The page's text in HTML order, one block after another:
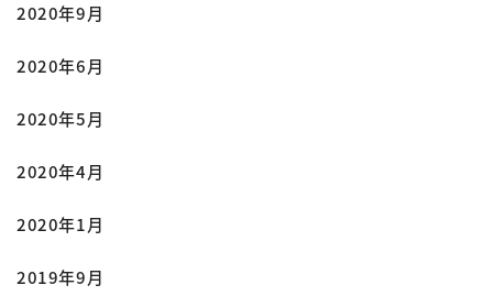
2020年9月
2020年6月
2020年5月
2020年4月
2020年1月
2019年9月